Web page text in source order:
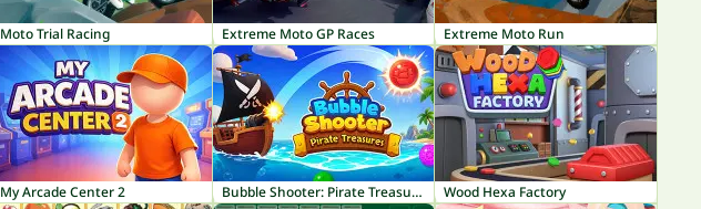
Moto Trial Racing Extreme Moto GP Races Extreme Moto Run
My Arcade Center 2 Bubble Shooter: Pirate Treasures Wood Hexa Factory